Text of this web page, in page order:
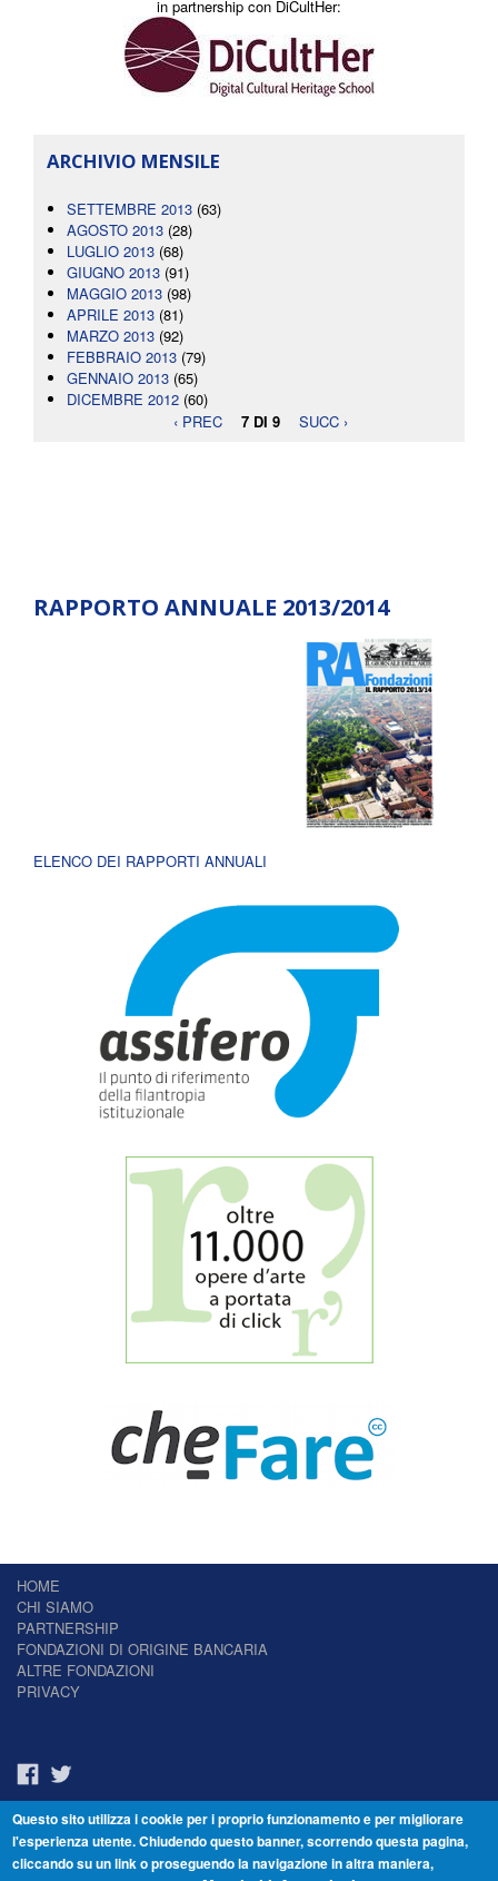
in partnership con DiCultHer:
ARCHIVIO MENSILE
SETTEMBRE 2013 (63)
AGOSTO 2013 (28)
LUGLIO 2013 (68)
GIUGNO 2013 (91)
MAGGIO 2013 (98)
APRILE 2013 (81)
MARZO 2013 (92)
FEBBRAIO 2013 (79)
GENNAIO 2013 (65)
DICEMBRE 2012 (60)
‹ PREC
7 DI 9 SUCC ›
RAPPORTO ANNUALE 2013/2014
ELENCO DEI RAPPORTI ANNUALI
HOME
CHI SIAMO
PARTNERSHIP
FONDAZIONI DI ORIGINE BANCARIA
ALTRE FONDAZIONI
PRIVACY
Il Giornale delle Fondazioni - Periodico telematico
Reg. Tribunale n.7 del 22/07/2014 – ISSN 2421-2466
© Fondazione Venezia 2000 - Dorsoduro 3488/U - 30123 Venezia - Italia -
Questo sito utilizza i cookie per i proprio funzionamento e per migliorare
l'esperienza utente. Chiudendo questo banner, scorrendo questa pagina,
cliccando su un link o proseguendo la navigazione in altra maniera,